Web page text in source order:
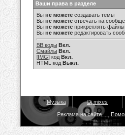
Ваши права в разделе
Вы не можете создавать темы
Вы не можете отвечать на
Вы не можете прикреплять файлы
Вы не можете редактировать
BB коды Вкл.
Смайлы Вкл.
[IMG] код Вкл.
HTML код Выкл.
Музыка Dj mixes
Реклама на сайте